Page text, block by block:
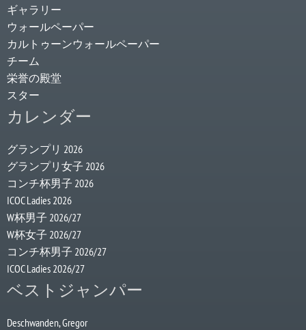
ギャラリー
ウォールペーパー
カルトゥーンウォールペーパー
チーム
栄誉の殿堂
スター
カレンダー
グランプリ 2026
グランプリ女子 2026
コンチ杯男子 2026
ICOC Ladies 2026
W杯男子 2026/27
W杯女子 2026/27
コンチ杯男子 2026/27
ICOC Ladies 2026/27
ベストジャンパー
Deschwanden, Gregor